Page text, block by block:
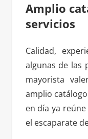
Amplio
servicios
Calidad,
algunas de las
mayorista
amplio
en día ya
el escaparate